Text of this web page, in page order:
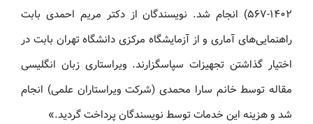
۱۴۰۲-۵۶۷) انجام شد. نویسندگان از دکتر مریم احمدی بابت
راهنمایی‌های آماری و از آزمایشگاه مرکزی دانشگاه تهران بابت در
اختیار گذاشتن تجهیزات سپاسگزارند. ویراستاری زبان انگلیسی
مقاله توسط خانم سارا محمدی (شرکت ویراستاران علمی) انجام
شد و هزینه این خدمات توسط نویسندگان پرداخت گردید.»